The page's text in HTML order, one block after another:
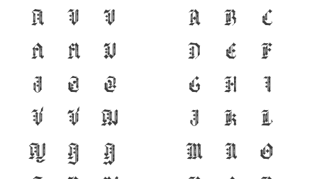
ก ข
ฃ
ค
ฅ
ฆ
ง
จ
ฉ
ช
ซ
ฌ
ญ
ฎ
ฏ
A B
C
D
E
F
G
H
I
J
K
L
M
N
O